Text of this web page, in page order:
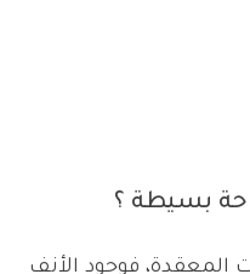
بسيطة ؟
المعقدة، فوجود الأنف